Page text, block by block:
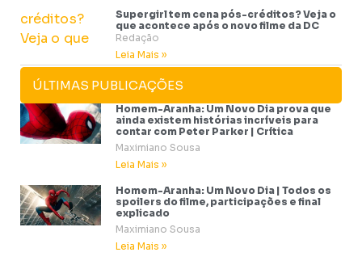
Supergirl tem cena pós-créditos? Veja o
que acontece após o novo filme da DC
Redação
Leia Mais »
ÚLTIMAS PUBLICAÇÕES
Homem-Aranha: Um Novo Dia prova que
ainda existem histórias incríveis para
contar com Peter Parker | Crítica
Maximiano Sousa
Leia Mais »
Homem-Aranha: Um Novo Dia | Todos os
spoilers do filme, participações e final
explicado
Maximiano Sousa
Leia Mais »